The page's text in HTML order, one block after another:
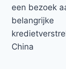
een bezoek
belangrijke
China